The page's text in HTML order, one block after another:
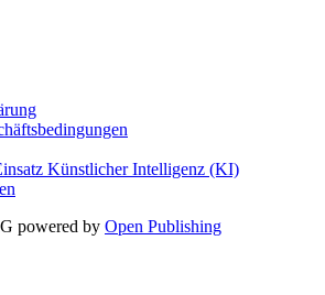
Künstlicher Intelligenz (KI)
powered by Open Publishing